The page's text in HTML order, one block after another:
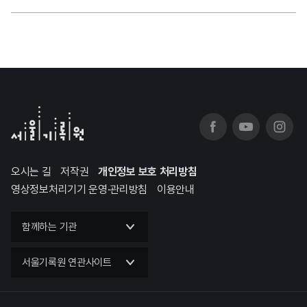
오시는 길 저작권
개인정보 보호 처리방침
영상정보처리기기 운영·관리방침
이용안내
함께하는 기관
서울기록원 연관사이트